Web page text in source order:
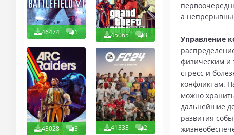
46474 1 45065 3
43028 3 41333 2
а
Управление
физическим и
стресс и
конфликтам.
можно
дальнейшие
развития